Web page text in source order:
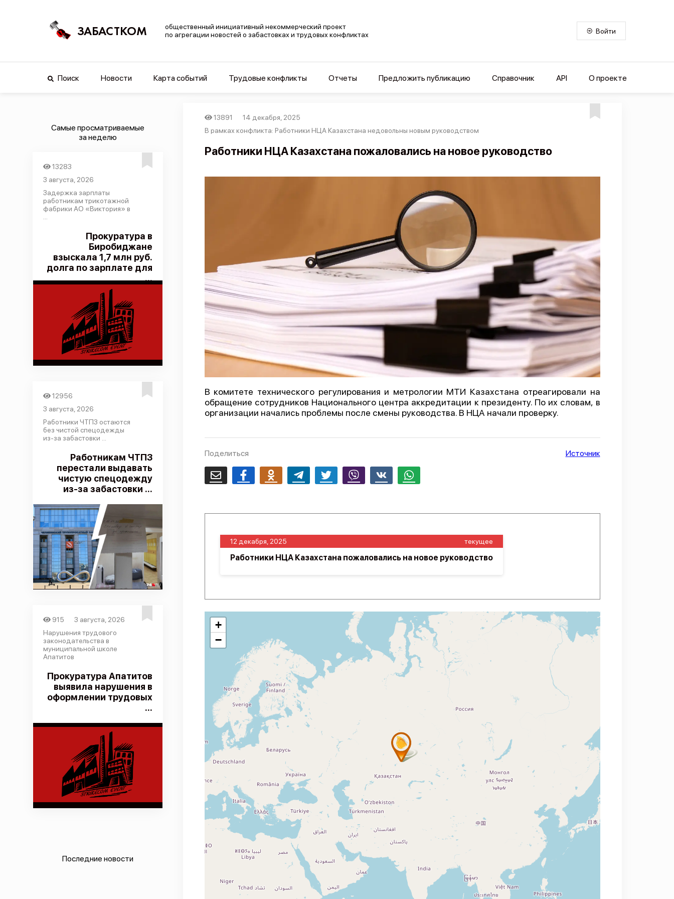
ЗАБАСТКОМ
общественный инициативный некоммерческий проект
по агрегации новостей о забастовках и трудовых конфликтах
Войти
Поиск Новости Карта событий Трудовые конфликты Отчеты Предложить публикацию Справочник API О проекте
Самые просматриваемые
за неделю
13283
3 августа, 2026
Задержка зарплаты
работникам трикотажной
фабрики АО «Виктория» в
Прокуратура в
Биробиджане
взыскала 1,7 млн руб.
долга по зарплате для
...
12956
3 августа, 2026
Работники ЧТПЗ остаются
без чистой спецодежды
из-за забастовки ...
Работникам ЧТПЗ
перестали выдавать
чистую спецодежду
из-за забастовки ...
915
3 августа, 2026
Нарушения трудового
законодательства в
муниципальной школе
Апатитов
Прокуратура Апатитов
выявила нарушения в
оформлении трудовых
...
Последние новости
13891
14 декабря, 2025
В рамках конфликта: Работники НЦА Казахстана недовольны новым руководством
Работники НЦА Казахстана пожаловались на новое руководство
В комитете технического регулирования и метрологии МТИ Казахстана отреагировали на
обращение сотрудников Национального центра аккредитации к президенту. По их словам, в
организации начались проблемы после смены руководства. В НЦА начали проверку.
Поделиться
Email FacebookOdnoklassnikiTelegram Twitter Viber Whatsapp
Источник
12 декабря, 2025 текущее
Работники НЦА Казахстана пожаловались на новое руководство
+
−